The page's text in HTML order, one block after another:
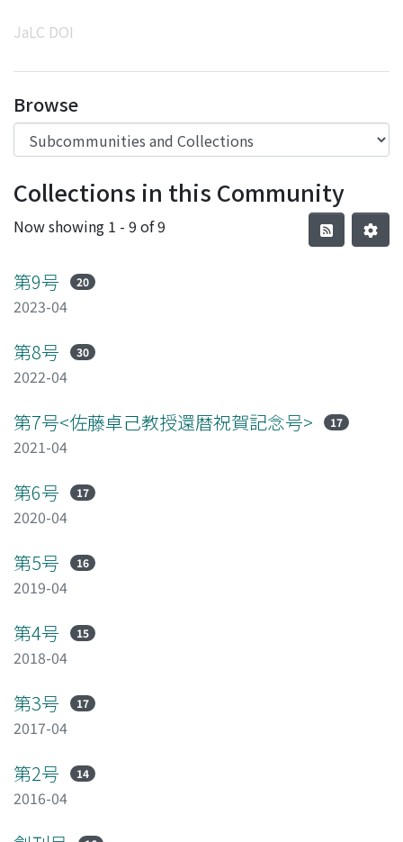
JaLC DOI
Browse
Collections in this Community
Now showing 1 - 9 of 9
第9号 20
2023-04
第8号 30
2022-04
第7号<佐藤卓己教授還暦祝賀記念号> 17
2021-04
第6号 17
2020-04
第5号 16
2019-04
第4号 15
2018-04
第3号 17
2017-04
第2号 14
2016-04